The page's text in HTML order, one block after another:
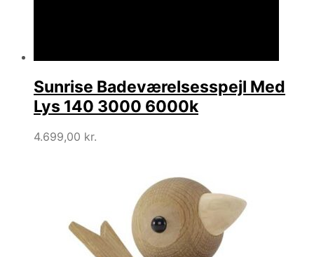
Sunrise Badeværelsesspejl Med
Lys 140 3000 6000k
4.699,00 kr.